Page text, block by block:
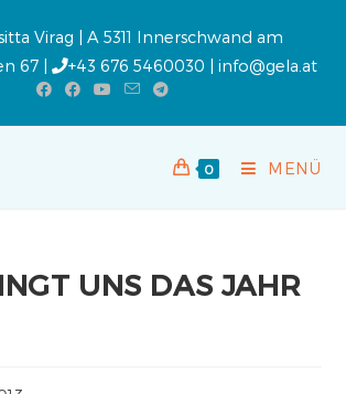
Virag | A 5311 Innerschwand am
67 |
+43 676 5460030 | info@gela.at
0 MENÜ
UNS DAS JAHR